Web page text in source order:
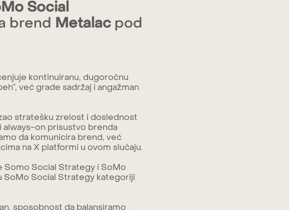
Social
brend Metalac pod
kontinuiranu, dugoročnu
već grade sadržaj i angažman
stratešku zrelost i doslednost
always-on prisustvo brenda
da komunicira brend, već
na X platformi u ovom slučaju.
Somo Social Strategy i SoMo
SoMo Social Strategy kategoriji
sposobnost da balansiramo